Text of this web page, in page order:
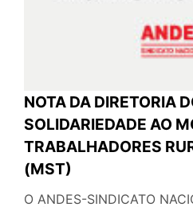
NOTA DA DIRETORIA
SOLIDARIEDADE AO
TRABALHADORES
(MST)
O ANDES-SINDICATO